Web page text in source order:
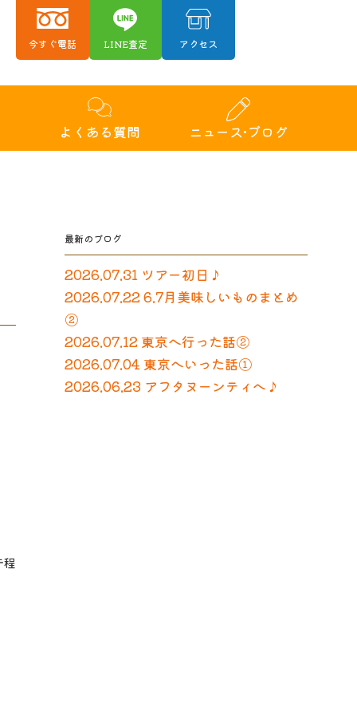
今すぐ電話 LINE査定 アクセス
よくある質問 ニュース•ブログ
程
最新のブログ
2026.07.31 ツアー初日♪
2026.07.22 6.7月美味しいものまとめ
②
2026.07.12 東京へ行った話②
2026.07.04 東京へいった話①
2026.06.23 アフタヌーンティへ♪